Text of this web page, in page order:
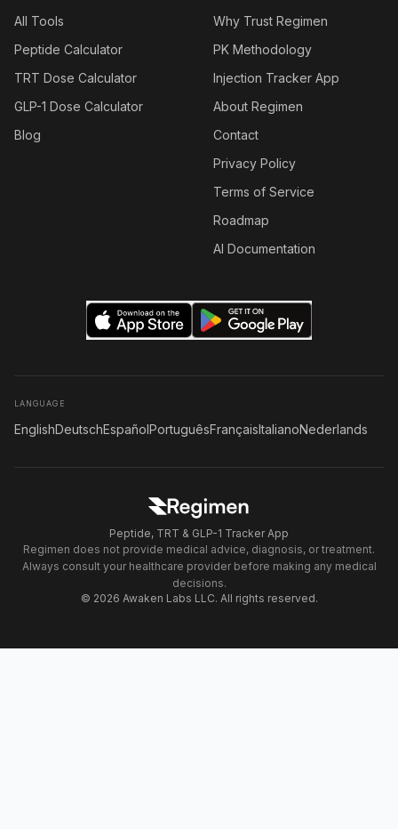
All Tools
Peptide Calculator
TRT Dose Calculator
GLP-1 Dose Calculator
Blog
Why Trust Regimen
PK Methodology
Injection Tracker App
About Regimen
Contact
Privacy Policy
Terms of Service
Roadmap
AI Documentation
LANGUAGE
EnglishDeutschEspañolPortuguêsFrançaisItalianoNederlands
Peptide, TRT & GLP-1 Tracker App
Regimen does not provide medical advice, diagnosis, or treatment.
Always consult your healthcare provider before making any medical
decisions.
© 2026 Awaken Labs LLC. All rights reserved.